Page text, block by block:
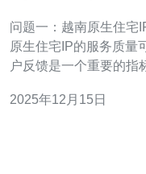
问题一：越南原生住宅
原生住宅IP的服务质量
户反馈是一个重要的指
来了解市场的整体服务
2025年12月15日